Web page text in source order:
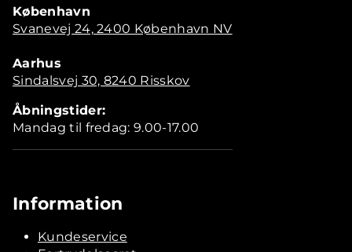
København
Svanevej 24, 2400 København NV
Aarhus
Sindalsvej 30, 8240 Risskov
Åbningstider:
Mandag til fredag: 9.00-17.00
Information
Kundeservice